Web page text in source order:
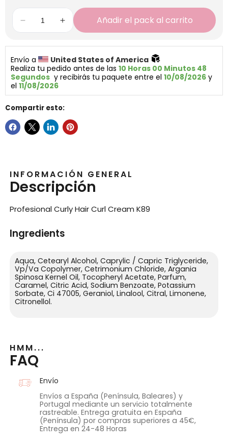
Añadir el pack al carrito
Envío a
United States of America
Realiza tu pedido antes de las 10 Horas 00 Minutos 48
Segundos
  y recibirás tu paquete entre el
10/08/2026 y
el 11/08/2026
Compartir esto:
INFORMACIÓN GENERAL
Descripción
Profesional Curly Hair Curl Cream K89
Ingredients
Aqua, Cetearyl Alcohol, Caprylic / Capric Triglyceride,
Vp/Va Copolymer, Cetrimonium Chloride, Argania
Spinosa Kernel Oil, Tocopheryl Acetate, Parfum,
Caramel, Citric Acid, Sodium Benzoate, Potassium
Sorbate, Ci 47005, Geraniol, Linalool, Citral, Limonene,
Citronellol.
HMM...
FAQ
Envío
Envíos a España (Península, Baleares) y
Portugal mediante un servicio totalmente
rastreable. Entrega gratuita en España
(Península) por compras superiores a 45€,
Entrega en 24-48 Horas